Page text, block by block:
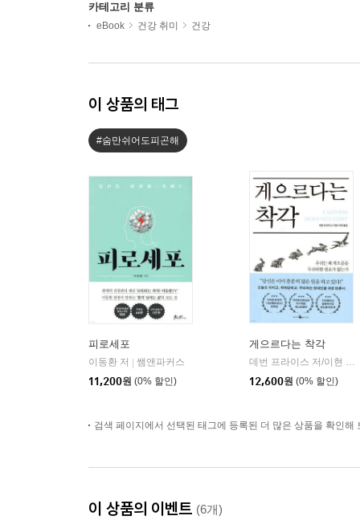
카테고리 분류
eBook 건강 취미 건강
이 상품의 태그
#숨만쉬어도피곤해
피로세포
이동환 저
쌤앤파커스
11,200원 (0% 할인)
게으르다는 착각
데번 프라이스 저/이현 역
12,600원 (0% 할인)
검색 페이지에서 선택된 태그에 등록된 더 많은 상품을 확인해
이 상품의 이벤트 (6개)